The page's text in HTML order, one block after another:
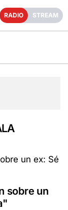
RADIO STREAM
sobre un